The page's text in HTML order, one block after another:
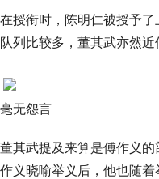
在授衔时，陈明仁被授予
队列比较多，董其武亦然近
毫无怨言
董其武提及来算是傅作义
作义晓喻举义后，他也随着